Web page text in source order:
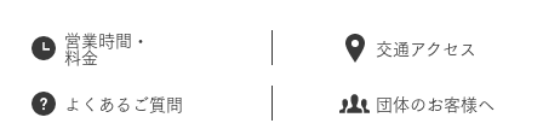
営業時間・
料金 交通アクセス
よくあるご質問
団体のお客様へ